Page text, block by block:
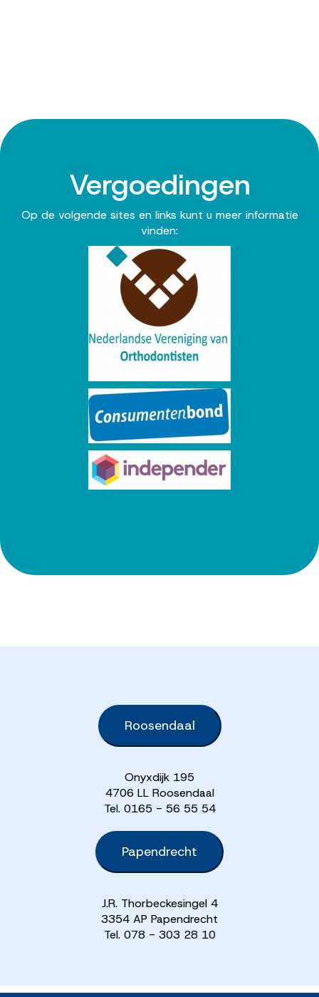
Vergoedingen
Op de volgende sites en links kunt u meer informatie
vinden:
Roosendaal
Onyxdijk 195
4706 LL Roosendaal
Tel. 0165 - 56 55 54
Papendrecht
J.R. Thorbeckesingel 4
3354 AP Papendrecht
Tel. 078 - 303 28 10